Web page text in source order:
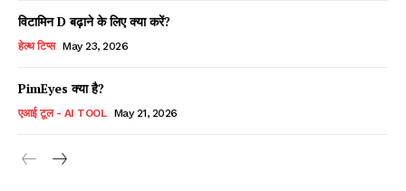
विटामिन D बढ़ाने के लिए क्या करें?
हेल्थ टिप्स May 23, 2026
PimEyes क्या है?
एआई टूल - AI TOOL May 21, 2026